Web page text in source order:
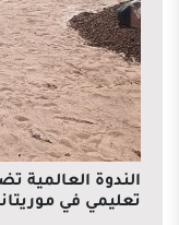
الندوة
تعليمي في